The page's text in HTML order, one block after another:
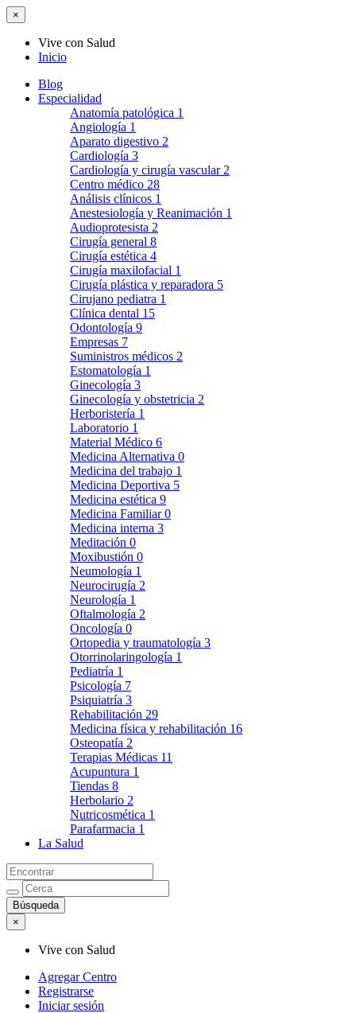
×
Vive con Salud
Inicio
Blog
Especialidad
Anatomía patológica 1
Angiología 1
Aparato digestivo 2
Cardiología 3
Cardiología y cirugía vascular 2
Centro médico 28
Análisis clínicos 1
Anestesiología y Reanimación 1
Audioprotesista 2
Cirugía general 8
Cirugía estética 4
Cirugía maxilofacial 1
Cirugía plástica y reparadora 5
Cirujano pediatra 1
Clínica dental 15
Odontología 9
Empresas 7
Suministros médicos 2
Estomatología 1
Ginecología 3
Ginecología y obstetricia 2
Herboristería 1
Laboratorio 1
Material Médico 6
Medicina Alternativa 0
Medicina del trabajo 1
Medicina Deportiva 5
Medicina estética 9
Medicina Familiar0
Medicina interna 3
Meditación 0
Moxibustión 0
Neumología 1
Neurocirugía 2
Neurología 1
Oftalmología 2
Oncología 0
Ortopedia y traumatología 3
Otorrinolaringología 1
Pediatría 1
Psicología 7
Psiquiatría 3
Rehabilitación 29
Medicina física y rehabilitación 16
Osteopatía 2
Terapias Médicas 11
Acupuntura 1
Tiendas 8
Herbolario 2
Nutricosmética 1
Parafarmacia 1
La Salud
×
Vive con Salud
Agregar Centro
Registrarse
Iniciar sesión